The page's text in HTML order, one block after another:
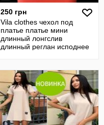
250 грн
Vila clothes чехол под
платье платье мини
длинный лонгслив
длинный реглан исподнее